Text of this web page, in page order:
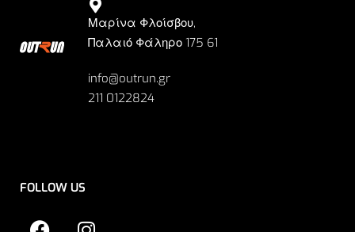
Μαρίνα Φλοίσβου,
Παλαιό Φάληρο 175 61
info@outrun.gr
211 0122824
FOLLOW US